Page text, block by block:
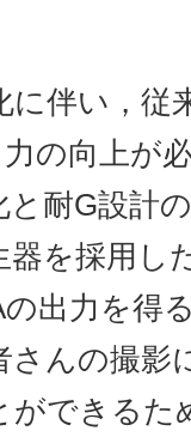
に伴い，従
の向上が
と耐G設計
器を採用し
出力を得
さんの撮影
ができるた